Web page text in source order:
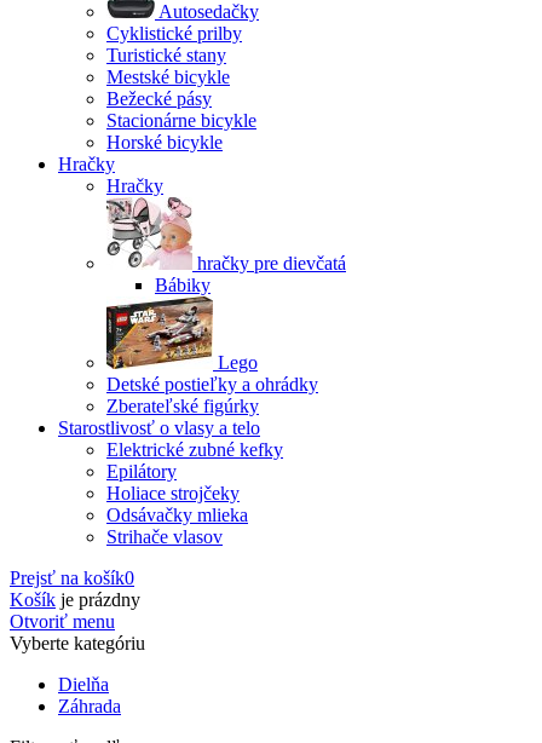
Autosedačky
Cyklistické prilby
Turistické stany
Mestské bicykle
Bežecké pásy
Stacionárne bicykle
Horské bicykle
Hračky
Hračky
hračky pre dievčatá
Bábiky
Lego
Detské postieľky a ohrádky
Zberateľské figúrky
Starostlivosť o vlasy a telo
Elektrické zubné kefky
Epilátory
Holiace strojčeky
Odsávačky mlieka
Strihače vlasov
Prejsť na košík0
Košík je prázdny
Otvoriť menu
Vyberte kategóriu
Dielňa
Záhrada